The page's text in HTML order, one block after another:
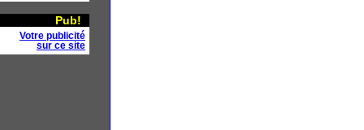
Pub!
Votre publicité
sur ce site